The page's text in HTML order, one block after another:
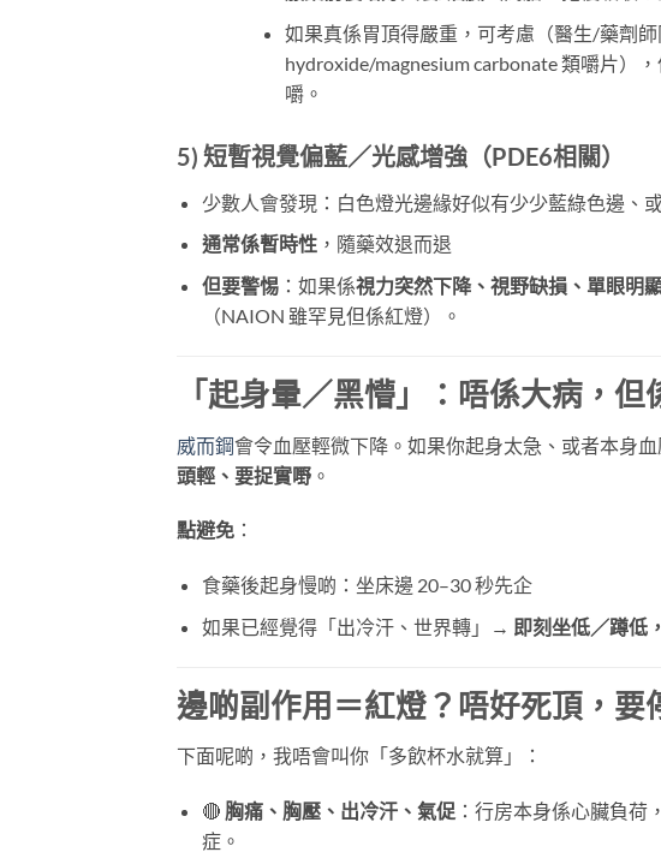
如果真係胃頂得嚴重，可考慮（醫生/藥劑
hydroxide/magnesium carbonate 類嚼片）
嚼。
5) 短暫視覺偏藍／光感增強（PDE6相關）
少數人會發現：白色燈光邊緣好似有少少藍綠色邊、
通常係暫時性，隨藥效退而退
但要警惕：如果係視力突然下降、視野缺損、單眼明
（NAION 雖罕見但係紅燈）。
「起身暈／黑懵」：唔係大病，但
威而鋼會令血壓輕微下降。如果你起身太急、或者本身
頭輕、要捉實嘢 。
點避免 ：
食藥後起身慢啲：坐床邊 20–30 秒先企
如果已經覺得「出冷汗、世界轉」→ 即刻坐低／蹲低
邊啲副作用＝紅燈？唔好死頂，要
下面呢啲，我唔會叫你「多飲杯水就算」：
🔴 胸痛、胸壓、出冷汗、氣促：行房本身係心臟負荷
症。